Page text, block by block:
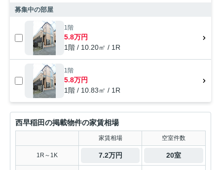
募集中の部屋
1階
5.8万円
1階 / 10.20㎡ / 1R
1階
5.8万円
1階 / 10.83㎡ / 1R
西早稲田の掲載物件の家賃相場
家賃相場 空室件数
1R～1K 7.2万円 20室